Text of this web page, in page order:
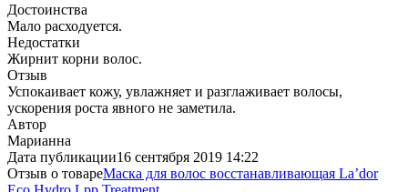
Достоинства
Мало расходуется.
Недостатки
Жирнит корни волос.
Отзыв
Успокаивает кожу, увлажняет и разглаживает волосы,
ускорения роста явного не заметила.
Автор
Марианна
Дата публикации16 сентября 2019 14:22
Отзыв о товареМаска для волос восстанавливающая La’dor